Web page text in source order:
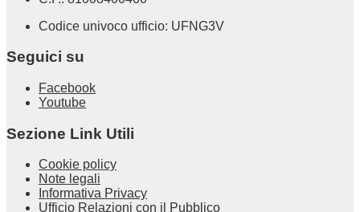
Codice univoco ufficio: UFNG3V
Seguici su
Facebook
Youtube
Sezione Link Utili
Cookie policy
Note legali
Informativa Privacy
Ufficio Relazioni con il Pubblico